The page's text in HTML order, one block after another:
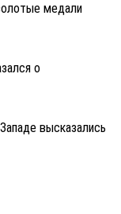
медали
о
высказались